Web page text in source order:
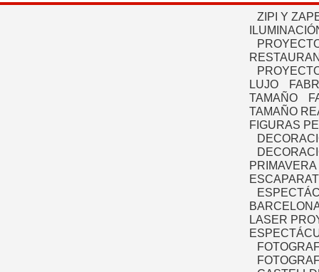
ZIPI Y
LUJO
TAMAÑO
TAMAÑO
FIGURAS
PRIMAVERA
LASER